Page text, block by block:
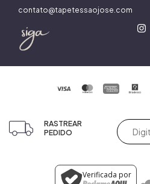
contato@tapetessaojose.com
RASTREAR
PEDIDO
Verificada por